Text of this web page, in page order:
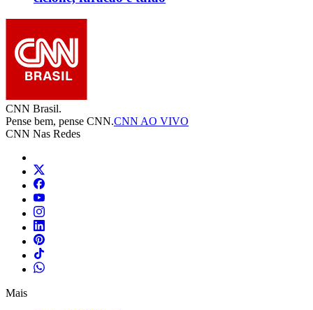
CNN Brasil.
Pense bem, pense CNN.CNN AO VIVO
CNN Nas Redes
Mais